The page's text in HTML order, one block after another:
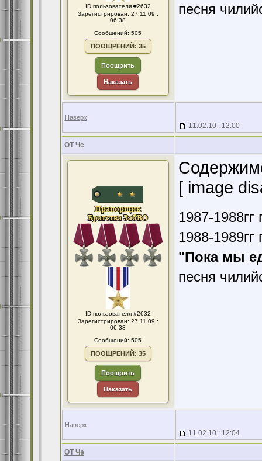
ID пользователя #2632
Зарегистрирован: 27.11.09 :
06:38
Сообщений: 505
ПООЩРЕНИЙ: 35
Поощрить
Наказать
песня
Наверх
11.02.10 : 12:00
ОТ Че
ID пользователя #2632
Зарегистрирован: 27.11.09 :
06:38
Сообщений: 505
ПООЩРЕНИЙ: 35
Поощрить
Наказать
[ image
1987-
1988-
"Пока мы
песня
Наверх
11.02.10 : 12:04
ОТ Че